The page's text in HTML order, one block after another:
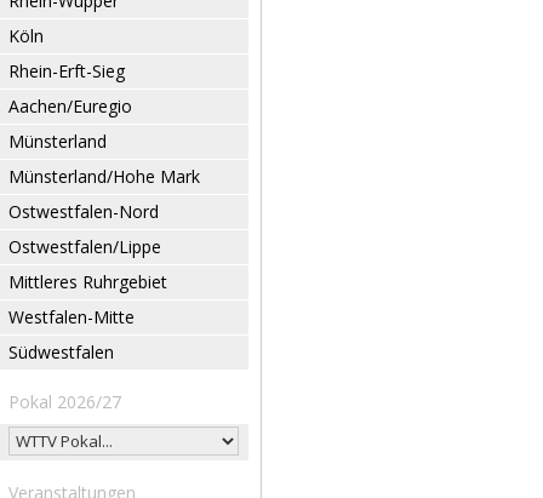
Köln
Rhein-Erft-Sieg
Aachen/Euregio
Münsterland
Münsterland/Hohe Mark
Ostwestfalen-Nord
Ostwestfalen/Lippe
Mittleres Ruhrgebiet
Westfalen-Mitte
Südwestfalen
Pokal 2026/27
Veranstaltungen